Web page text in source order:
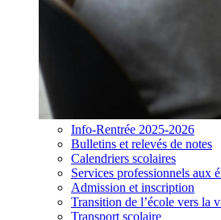
Info-Rentrée 2025-2026
Bulletins et relevés de notes
Calendriers scolaires
Services professionnels aux
Admission et inscription
Transition de l’école vers la
Transport scolaire